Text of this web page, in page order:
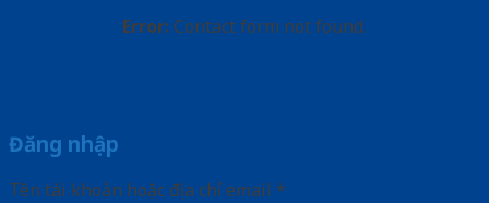
Error: Contact form not found.
Đăng nhập
Tên tài khoản hoặc địa chỉ email *